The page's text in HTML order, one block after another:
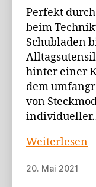
Perfekt
beim
Schubladen
hinter einer
dem
von
Weiterlesen
20. Mai 2021